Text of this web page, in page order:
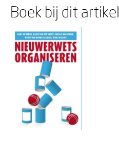
Boek bij dit artikel